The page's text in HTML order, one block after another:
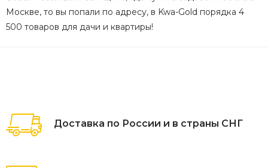
Москве, то вы попали по адресу, в Kwa-Gold порядка 4
500 товаров для дачи и квартиры!
Доставка по России и в страны СНГ